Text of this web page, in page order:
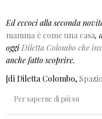
Ed eccoci alla seconda
mamma è come una casa,
oggi Diletta Colombo che
anche fatto scoprire.
[di Diletta Colombo,
Per saperne di più su